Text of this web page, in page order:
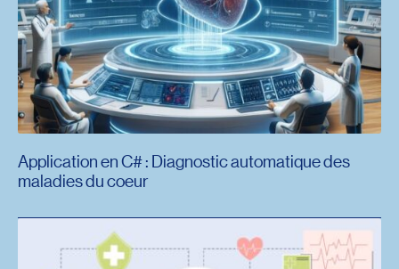
Application en C# : Diagnostic automatique des
maladies du coeur